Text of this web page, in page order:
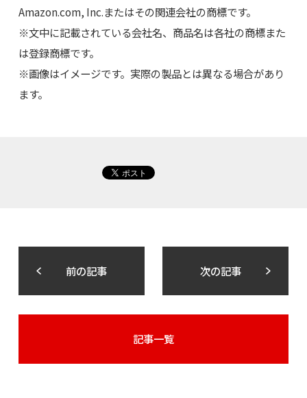
Amazon.com, Inc.またはその関連会社の商標です。
※文中に記載されている会社名、商品名は各社の商標また
は登録商標です。
※画像はイメージです。実際の製品とは異なる場合があり
ます。
前の記事 次の記事
記事一覧